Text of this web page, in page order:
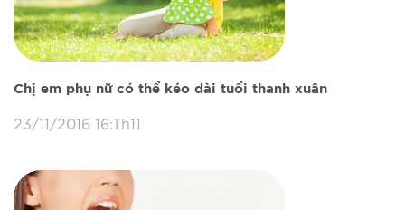
Chị em phụ nữ có thể kéo dài tuổi thanh xuân
23/11/2016 16:Th11